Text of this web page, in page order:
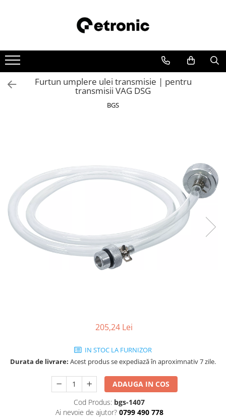
Furtun umplere ulei transmisie | pentru
transmisii VAG DSG
BGS
205,24 Lei
IN STOC LA FURNIZOR
Durata de livrare: Acest produs se expediază în aproximnativ 7 zile.
ADAUGA IN COS
Cod Produs: bgs-1407
Ai nevoie de ajutor? 0799 490 778